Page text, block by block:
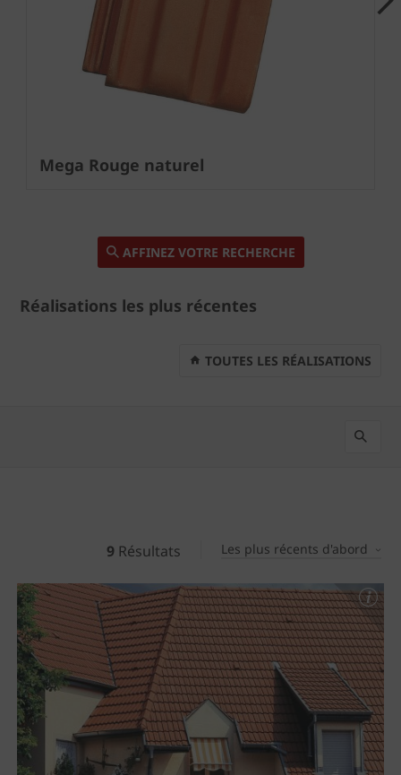
Mega Rouge naturel
Next
AFFINEZ VOTRE RECHERCHE
Réalisations les plus récentes
TOUTES LES RÉALISATIONS
9 Résultats Les plus récents d'abord